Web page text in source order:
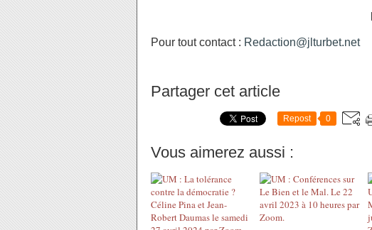
Pour tout contact : Redaction@jlturbet.net
Partager cet article
Repost 0
Vous aimerez aussi :